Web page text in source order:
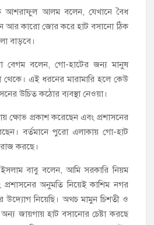
আশরাফুল আলম বলেন, যেখানে বৈধ
আর কারো জোর করে হাট বসানো ঠিক
বাড়বে।
বেগম বলেন, গো-হাটের জন্য মানুষ
এই ধরনের মারামারি হলে কেউ
উচিত কঠোর ব্যবস্থা নেওয়া।
ক্ষোভ প্রকাশ করেছেন এবং প্রশাসনের
বর্তমানে পুরো এলাকায় গো-হাট
করছে।
বাবু বলেন, আমি সরকারি নিয়ম
প্রশাসনের অনুমতি নিয়েই কাশিম নগর
উদ্যোগ নিয়েছি। অথচ মামুন চিশতী ও
জায়গায় হাট বসানোর চেষ্টা করছে